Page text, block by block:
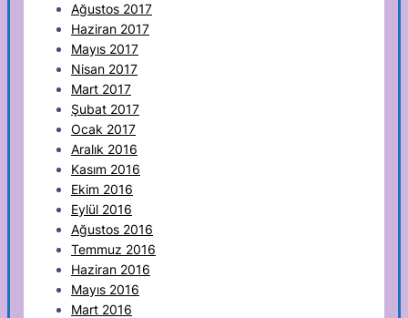
Ağustos 2017
Haziran 2017
Mayıs 2017
Nisan 2017
Mart 2017
Şubat 2017
Ocak 2017
Aralık 2016
Kasım 2016
Ekim 2016
Eylül 2016
Ağustos 2016
Temmuz 2016
Haziran 2016
Mayıs 2016
Mart 2016